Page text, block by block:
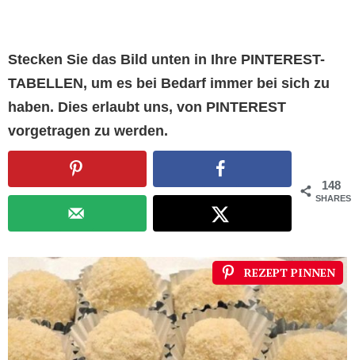
Stecken Sie das Bild unten in Ihre PINTEREST-
TABELLEN, um es bei Bedarf immer bei sich zu
haben. Dies erlaubt uns, von PINTEREST
vorgetragen zu werden.
148
SHARES
REZEPT PINNEN